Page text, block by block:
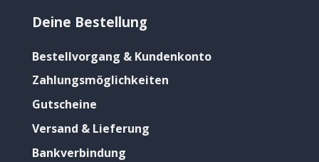
Deine Bestellung
Bestellvorgang & Kundenkonto
Zahlungsmöglichkeiten
Gutscheine
Versand & Lieferung
Bankverbindung